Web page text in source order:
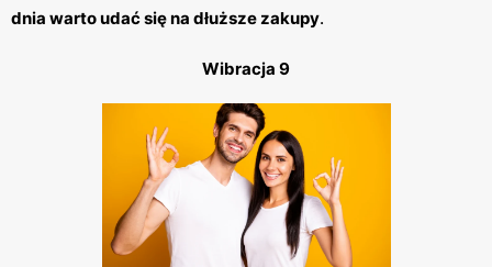
dnia warto udać się na dłuższe zakupy.
Wibracja 9